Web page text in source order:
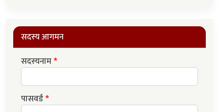
सदस्य आगमन
सदस्यनाम
पासवर्ड